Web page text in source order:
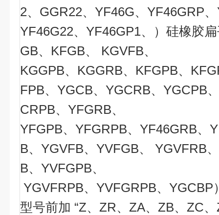
2、GGR22、YF46G、YF46GRP
YF46G22、YF46GP1、）硅橡胶
GB、KFGB、 KGVFB、
KGGPB、KGGRB、KFGPB、
FPB、YGCB、YGCRB、YGCPB
CRPB、YFGRB、
YFGPB、YFGRPB、YF46GRB、
B、YGVFB、YVFGB、 YGVFRB
B、YVFGPB、
YGVFRPB、YVFGRPB、
型号前加 “Z、 ZR、 ZA、 ZB、 ZC、